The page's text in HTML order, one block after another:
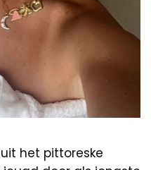
het pittoreske